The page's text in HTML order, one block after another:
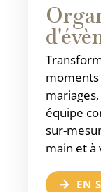
moments
équipe
sur-
main et à
EN